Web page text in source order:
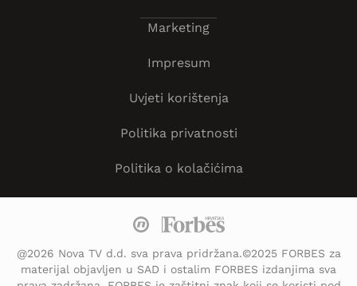
Marketing
Impresum
Uvjeti korištenja
Politika privatnosti
Politika o kolačićima
@2026 Nova TV d.d. sva prava pridržana.©2025 FORBES za
materijal objavljen u SAD i ostalim FORBES izdanjima sva